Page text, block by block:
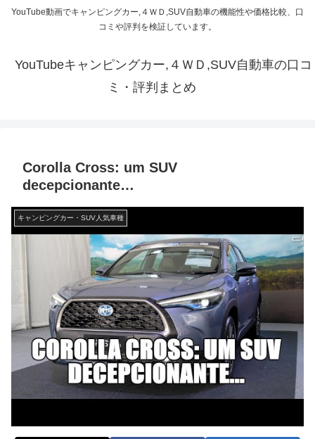
YouTube動画でキャンピングカー,４ＷＤ,SUV自動車の機能性や価格比較、口
コミや評判を検証しています。
YouTubeキャンピングカー,４ＷＤ,SUV自動車の口コ
ミ・評判まとめ
Corolla Cross: um SUV
decepcionante…
キャンピングカー・SUV人気車種